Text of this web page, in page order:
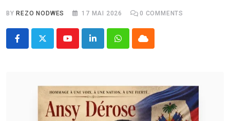
BY REZO NODWES 17 MAI 2026 0 COMMENTS
YoutubeLinkedInWhatsappCloud